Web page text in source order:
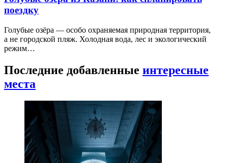
поездку
Голубые озёра — особо охраняемая природная территория,
а не городской пляж. Холодная вода, лес и экологический
режим…
Последние добавленные интересные
места